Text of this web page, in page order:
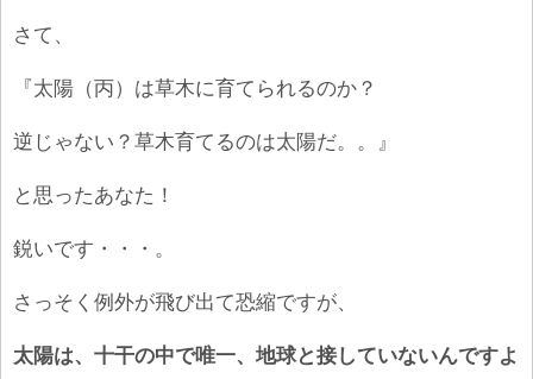
さて、
『太陽（丙）は草木に育てられるのか？
逆じゃない？草木育てるのは太陽だ。。』
と思ったあなた！
鋭いです・・・。
さっそく例外が飛び出て恐縮ですが、
太陽は、十干の中で唯一、地球と接していないんですよ